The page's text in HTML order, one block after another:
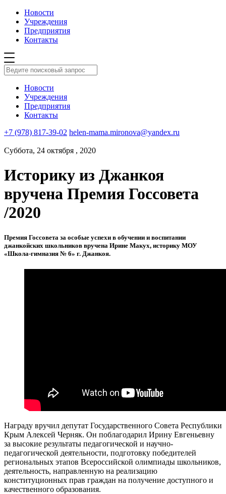
Новости
Учреждения
Предприятия
Контакты
Новости
Учреждения
Предприятия
Контакты
+7 (978) 817-39-02 helen-mama.mironova@yandex.ru
Суббота, 24 октября , 2020
Историку из Джанкоя
вручена Премия Госсовета
/2020
Премия Госсовета за особые успехи в обучении и воспитании
джанкойских школьников вручена Ирине Макух, историку МОУ
«Школа-гимназия № 6» г. Джанкоя.
Награду вручил депутат Государственного Совета Республики
Крым Алексей Черняк. Он поблагодарил Ирину Евгеньевну
за высокие результаты педагогической и научно-
педагогической деятельности, подготовку победителей
региональных этапов Всероссийской олимпиады школьников,
деятельность, направленную на реализацию
конституционных прав граждан на получение доступного и
качественного образования.